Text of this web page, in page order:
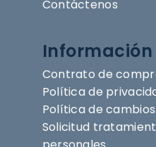
Contáctenos
Información
Contrato de
Política de
Política de
Solicitud